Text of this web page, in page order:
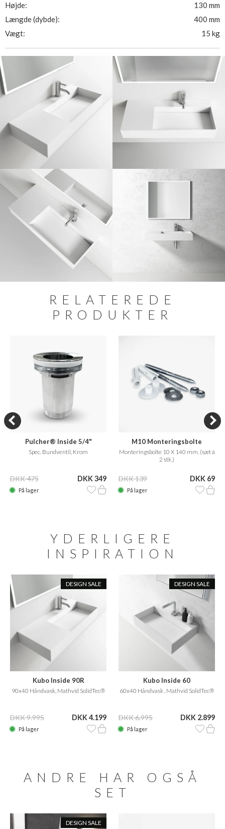
Højde:
130 mm
Længde (dybde):
400 mm
Vægt:
15 kg
RELATEREDE
PRODUKTER
Pulcher® Inside 5/4"
Spec. Bundventil, Krom
DKK 475 DKK 349
På lager
M10 Monteringsbolte
Monteringsbolte 10 X 140 mm. (sæt á
2 stk.)
DKK 139 DKK 69
På lager
YDERLIGERE
INSPIRATION
DESIGN SALE
Kubo Inside 90R
90x40 Håndvask, Mathvid SolidTec®
DKK 9.995 DKK 4.199
På lager
DESIGN SALE
Kubo Inside 60
60x40 Håndvask , Mathvid SolidTec®
DKK 6.995 DKK 2.899
På lager
ANDRE HAR OGSÅ
SET
DESIGN SALE